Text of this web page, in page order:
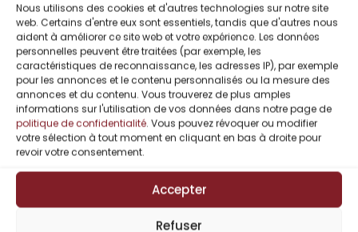
Nous utilisons des cookies et d'autres technologies sur notre site
web. Certains d'entre eux sont essentiels, tandis que d'autres nous
aident à améliorer ce site web et votre expérience. Les données
personnelles peuvent être traitées (par exemple, les
caractéristiques de reconnaissance, les adresses IP), par exemple
pour les annonces et le contenu personnalisés ou la mesure des
annonces et du contenu. Vous trouverez de plus amples
informations sur l'utilisation de vos données dans notre page de
politique de confidentialité. Vous pouvez révoquer ou modifier
votre sélection à tout moment en cliquant en bas à droite pour
revoir votre consentement.
Accepter
Refuser
Pierrette